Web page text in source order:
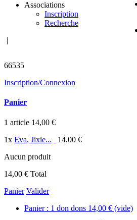
Associations
Inscription
Recherche
|
66535
Inscription/Connexion
Panier
1 article 14,00 €
1x Eva, Jixie...
14,00 €
Aucun produit
14,00 € Total
Panier Valider
Panier : 1 don dons 14,00 € (vide)